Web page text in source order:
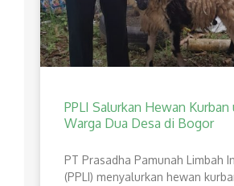
PPLI Salurkan Hewan
Warga Dua Desa di Bogor
PT Prasadha Pamunah Limbah
(PPLI) menyalurkan hewan